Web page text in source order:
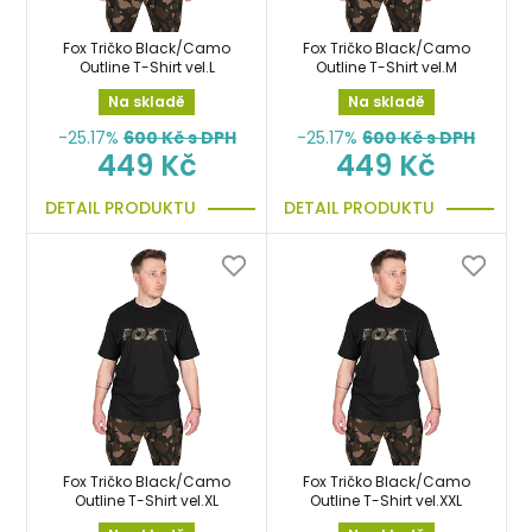
Fox Tričko Black/Camo
Outline T-Shirt vel.L
Na skladě
-25.17% 600Kč s DPH
449 Kč
DETAIL PRODUKTU
Fox Tričko Black/Camo
Outline T-Shirt vel.M
Na skladě
-25.17% 600Kč s DPH
449 Kč
DETAIL PRODUKTU
Fox Tričko Black/Camo
Outline T-Shirt vel.XL
Fox Tričko Black/Camo
Outline T-Shirt vel.XXL